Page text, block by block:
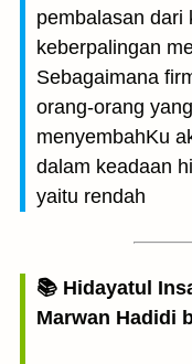
pembalasan dari
keberpalingan
Sebagaimana
orang-orang
menyembahKu
dalam keadaan
yaitu rendah
📚 Hidayatul
Marwan Hadidi